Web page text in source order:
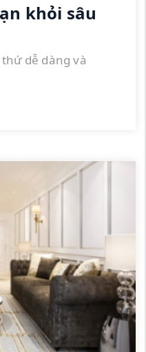
khỏi sâu
dễ dàng và